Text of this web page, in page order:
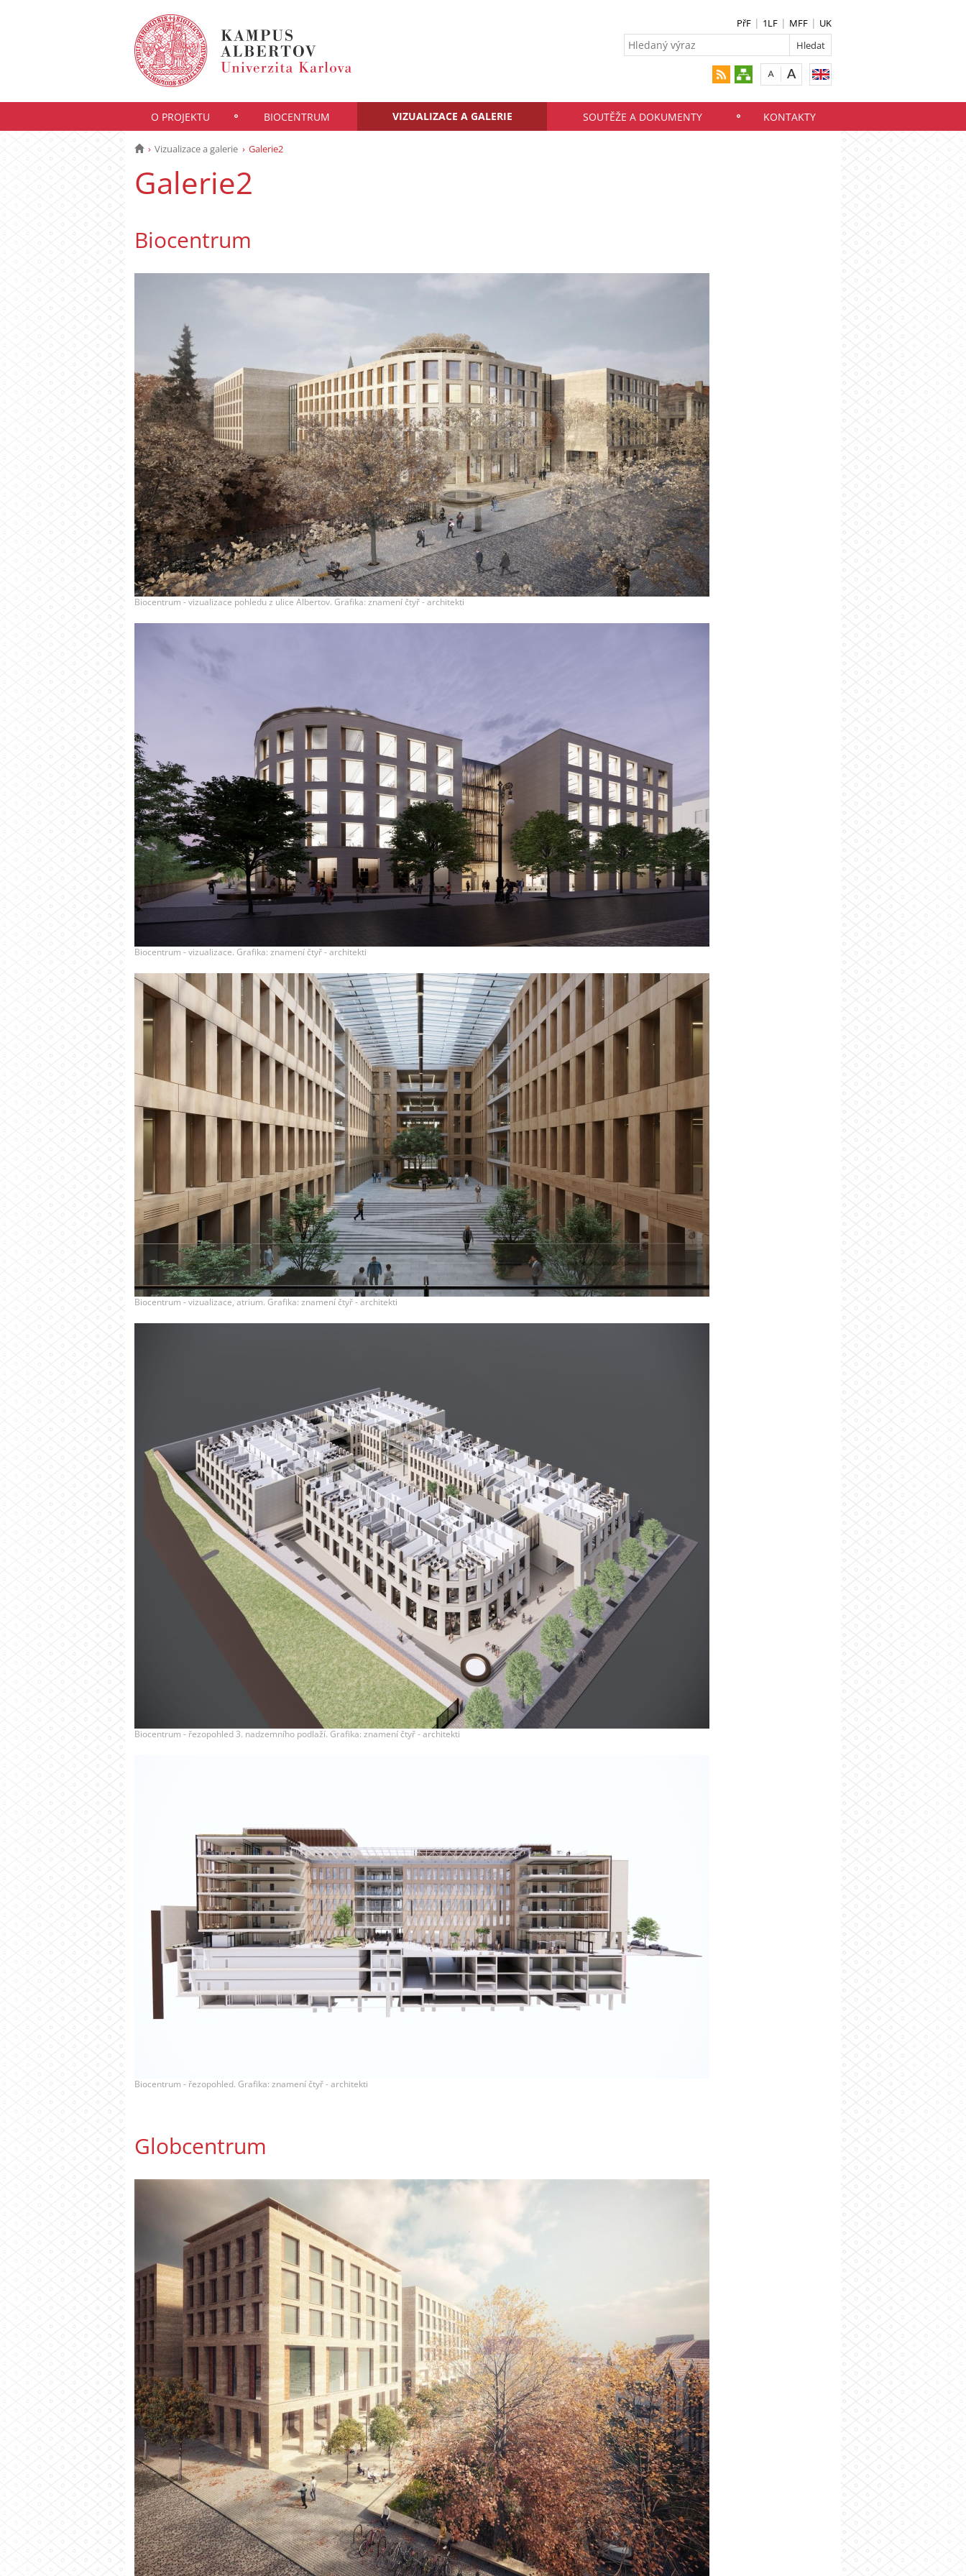
PřF 1LF MFF UK
O PROJEKTU BIOCENTRUM VIZUALIZACE A GALERIE SOUTĚŽE A DOKUMENTY KONTAKTY
Vizualizace a galerie Galerie2
Galerie2
Biocentrum
Biocentrum - vizualizace pohledu z ulice Albertov. Grafika: znamení čtyř - architekti
Biocentrum - vizualizace. Grafika: znamení čtyř - architekti
Biocentrum - vizualizace, atrium. Grafika: znamení čtyř - architekti
Biocentrum - řezopohled 3. nadzemního podlaží. Grafika: znamení čtyř - architekti
Biocentrum - řezopohled. Grafika: znamení čtyř - architekti
Globcentrum